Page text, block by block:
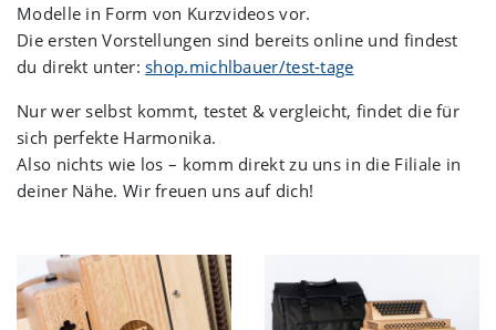
Modelle in Form von Kurzvideos vor.
Die ersten Vorstellungen sind bereits online und findest
du direkt unter:shop.michlbauer/test-tage
Nur wer selbst kommt, testet & vergleicht, findet die für
sich perfekte Harmonika.
Also nichts wie los – komm direkt zu uns in die Filiale in
deiner Nähe. Wir freuen uns auf dich!